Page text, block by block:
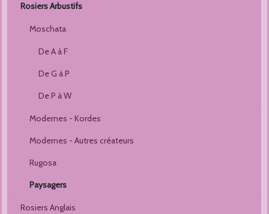
Rosiers Arbustifs
Moschata
De A à F
De G à P
De P à W
Modernes - Kordes
Modernes - Autres créateurs
Rugosa
Paysagers
Rosiers Anglais